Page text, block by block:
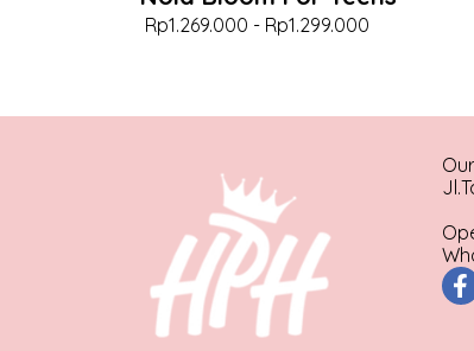
Rp1.269.000 - Rp1.299.000